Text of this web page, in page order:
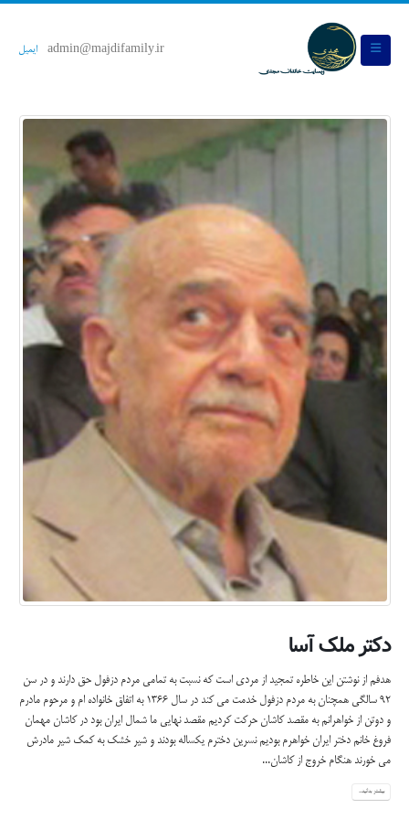
admin@majdifamily.ir ایمیل
دکتر ملک آسا
هدفم از نوشتن این خاطره تمجید از مردی است که نسبت به تمامی مردم دزفول حق دارند و در سن
92 سالگی همچنان به مردم دزفول خدمت می کند در سال 1366 به اتفاق خانواده ام و مرحوم مادرم
و دوتن از خواهرانم به مقصد کاشان حرکت کردیم مقصد نهایی ما شمال ایران بود در کاشان مهمان
فروغ خانم دختر ایران خواهرم بودیم نسرین دخترم یکساله بودند و شیر خشک به کمک شیر مادرش
می خورند هنگام خروج از کاشان...
بیشتر بدانید...